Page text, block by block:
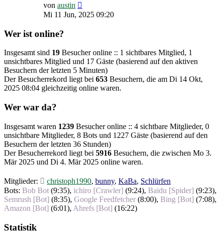
von austin
Beitrag
Mi 11 Jun, 2025 09:20
Wer ist online?
Insgesamt sind 19 Besucher online :: 1 sichtbares Mitglied, 1
unsichtbares Mitglied und 17 Gäste (basierend auf den aktiven
Besuchern der letzten 5 Minuten)
Der Besucherrekord liegt bei 653 Besuchern, die am Di 14 Okt,
2025 08:04 gleichzeitig online waren.
Wer war da?
Insgesamt waren 1239 Besucher online :: 4 sichtbare Mitglieder, 0
unsichtbare Mitglieder, 8 Bots und 1227 Gäste (basierend auf den
Besuchern der letzten 36 Stunden)
Der Besucherrekord liegt bei 5916 Besuchern, die zwischen Mo 3.
Mär 2025 und Di 4. Mär 2025 online waren.
Mitglieder: christoph1990, bunny, KaBa, Schlürfen
Bots: Bob Bot (9:35), ichiro [Crawler] (9:24), Baidu [Spider] (9:23),
Semrush [Bot] (8:35), Google Feedfetcher (8:00), Bing [Bot] (7:08),
Amazon [Bot] (6:01), Ahrefs [Bot] (16:22)
Statistik